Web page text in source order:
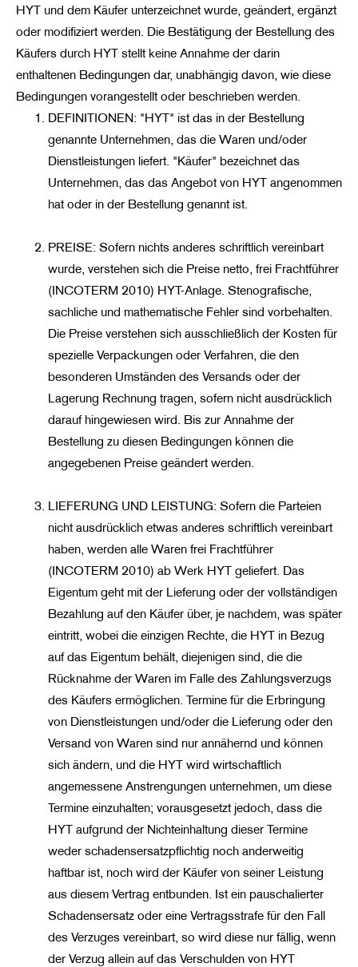
HYT und dem Käufer unterzeichnet wurde, geändert, ergänzt
oder modifiziert werden. Die Bestätigung der Bestellung des
Käufers durch HYT stellt keine Annahme der darin
enthaltenen Bedingungen dar, unabhängig davon, wie diese
Bedingungen vorangestellt oder beschrieben werden.
DEFINITIONEN: "HYT" ist das in der Bestellung
genannte Unternehmen, das die Waren und/oder
Dienstleistungen liefert. "Käufer" bezeichnet das
Unternehmen, das das Angebot von HYT angenommen
hat oder in der Bestellung genannt ist.
PREISE: Sofern nichts anderes schriftlich vereinbart
wurde, verstehen sich die Preise netto, frei Frachtführer
(INCOTERM 2010) HYT-Anlage. Stenografische,
sachliche und mathematische Fehler sind vorbehalten.
Die Preise verstehen sich ausschließlich der Kosten für
spezielle Verpackungen oder Verfahren, die den
besonderen Umständen des Versands oder der
Lagerung Rechnung tragen, sofern nicht ausdrücklich
darauf hingewiesen wird. Bis zur Annahme der
Bestellung zu diesen Bedingungen können die
angegebenen Preise geändert werden.
LIEFERUNG UND LEISTUNG: Sofern die Parteien
nicht ausdrücklich etwas anderes schriftlich vereinbart
haben, werden alle Waren frei Frachtführer
(INCOTERM 2010) ab Werk HYT geliefert. Das
Eigentum geht mit der Lieferung oder der vollständigen
Bezahlung auf den Käufer über, je nachdem, was später
eintritt, wobei die einzigen Rechte, die HYT in Bezug
auf das Eigentum behält, diejenigen sind, die die
Rücknahme der Waren im Falle des Zahlungsverzugs
des Käufers ermöglichen. Termine für die Erbringung
von Dienstleistungen und/oder die Lieferung oder den
Versand von Waren sind nur annähernd und können
sich ändern, und die HYT wird wirtschaftlich
angemessene Anstrengungen unternehmen, um diese
Termine einzuhalten; vorausgesetzt jedoch, dass die
HYT aufgrund der Nichteinhaltung dieser Termine
weder schadensersatzpflichtig noch anderweitig
haftbar ist, noch wird der Käufer von seiner Leistung
aus diesem Vertrag entbunden. Ist ein pauschalierter
Schadensersatz oder eine Vertragsstrafe für den Fall
des Verzuges vereinbart, so wird diese nur fällig, wenn
der Verzug allein auf das Verschulden von HYT